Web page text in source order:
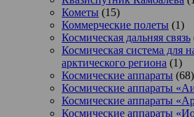
Кометы (15)
Коммерческие полеты (1)
Космическая дальняя связь
Космическая система для
арктического региона (1)
Космические аппараты (68)
Космические аппараты
Космические аппараты
Космические аппараты